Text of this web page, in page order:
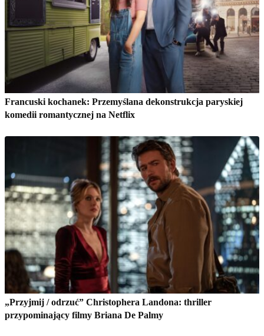
Francuski kochanek: Przemyślana dekonstrukcja paryskiej
komedii romantycznej na Netflix
„Przyjmij / odrzuć” Christophera Landona: thriller
przypominający filmy Briana De Palmy